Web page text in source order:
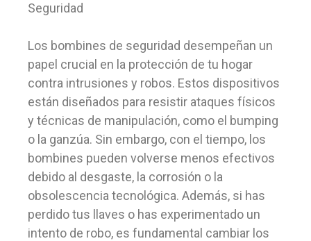
Seguridad
Los bombines de seguridad desempeñan un
papel crucial en la protección de tu hogar
contra intrusiones y robos. Estos dispositivos
están diseñados para resistir ataques físicos
y técnicas de manipulación, como el bumping
o la ganzúa. Sin embargo, con el tiempo, los
bombines pueden volverse menos efectivos
debido al desgaste, la corrosión o la
obsolescencia tecnológica. Además, si has
perdido tus llaves o has experimentado un
intento de robo, es fundamental cambiar los